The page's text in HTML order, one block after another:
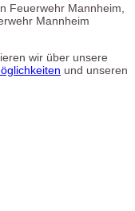
Feuerwehr Mannheim,
Mannheim
wir über unsere
und unseren